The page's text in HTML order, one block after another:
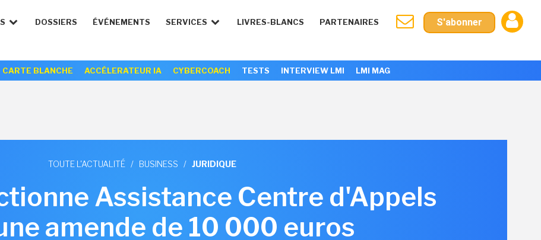
DOSSIERS ÉVÉNEMENTS SERVICES LIVRES-BLANCS PARTENAIRES S'abonner
CARTE BLANCHE ACCÉLERATEUR IA CYBERCOACH TESTS INTERVIEW LMI LMI MAG
TOUTE L'ACTUALITÉ / BUSINESS / JURIDIQUE
Assistance Centre d'Appels
amende de 10 000 euros